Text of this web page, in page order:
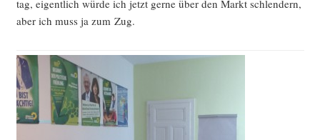
tag, eigent­lich wür­de ich jetzt ger­ne über den Markt schlen­dern,
aber ich muss ja zum Zug.